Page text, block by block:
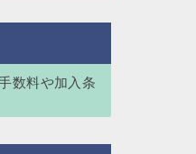
数料や加入条